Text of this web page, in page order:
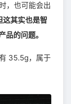
，也可能会出
这其实也是智
品的问题。
35.5g，属于